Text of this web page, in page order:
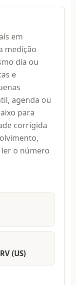
em
medição
dia ou
e
agenda ou
para
corrigida
o número
(US)